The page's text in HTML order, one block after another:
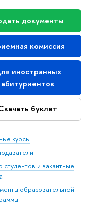
документы
комиссия
иностранных
абитуриентов
буклет
курсы
студентов и вакантные
образовательной